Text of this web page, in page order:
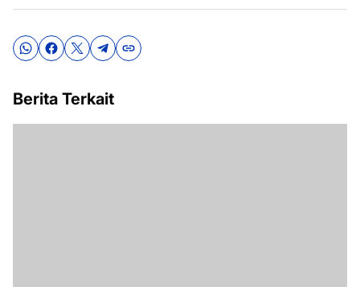
Berita Terkait